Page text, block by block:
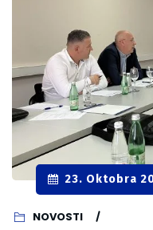
23. Oktobra
NOVOSTI